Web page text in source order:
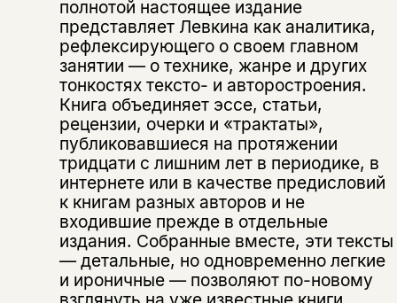
полнотой настоящее издание
представляет Левкина как аналитика,
рефлексирующего о своем главном
занятии — о технике, жанре и других
тонкостях тексто- и авторостроения.
Книга объединяет эссе, статьи,
рецензии, очерки и «трактаты»,
публиковавшиеся на протяжении
тридцати с лишним лет в периодике, в
интернете или в качестве предисловий
к книгам разных авторов и не
входившие прежде в отдельные
издания. Собранные вместе, эти тексты
— детальные, но одновременно легкие
и ироничные — позволяют по-новому
Подписка на рассылку
Раз в неделю мы отправляем рассылку
Этой книги временно
нет в продаже.
Вы можете подписаться на